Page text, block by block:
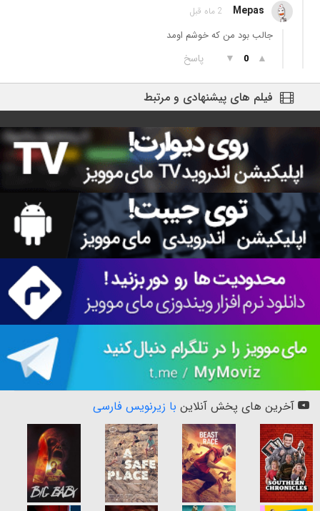
Mepas 2 ماه قبل
جالب بود من که خوشم اومد
▲
0
▼ پاسخ
فیلم های پیشنهادی و مرتبط
آخرین های پخش آنلاین با زیرنویس فارسی